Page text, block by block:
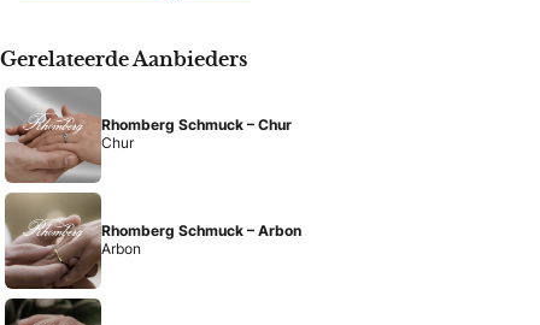
Gerelateerde Aanbieders
Rhomberg Schmuck – Chur
Chur
Rhomberg Schmuck – Arbon
Arbon